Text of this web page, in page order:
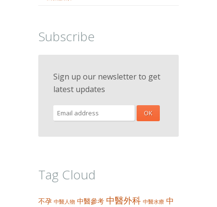
Subscribe
Sign up our newsletter to get
latest updates
Tag Cloud
不孕 中醫人物 中醫參考 中醫外科 中醫水療 中